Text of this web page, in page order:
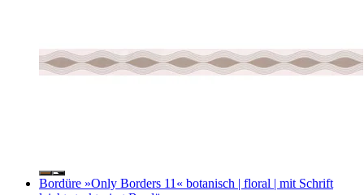
Bordüre »Only Borders 11« botanisch | floral | mit Schrift